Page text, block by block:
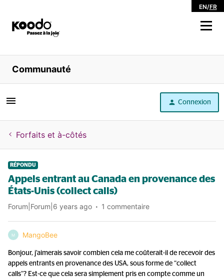
EN/FR
Magasiner
Libre service
Aide
Communauté
Connexion
Forfaits et à-côtés
RÉPONDU
Appels entrant au Canada en provenance des
États-Unis (collect calls)
Forum|Forum|6 years ago 1 commentaire
M MangoBee
Bonjour, j’aimerais savoir combien cela me coûterait-il de recevoir des
appels entrants en provenance des USA, sous forme de “collect
calls”? Est-ce que cela sera simplement pris en compte comme un